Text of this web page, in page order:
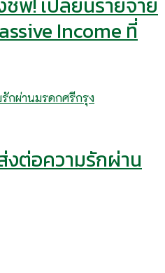
Income ที่
ต่อความรักผ่าน